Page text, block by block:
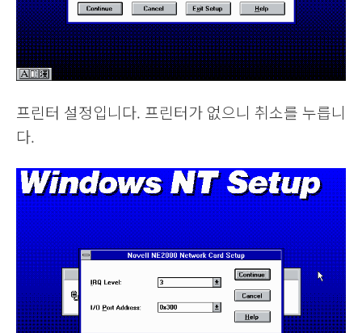
프린터 설정입니다. 프린터가 없으니 취소를 누릅니
다.